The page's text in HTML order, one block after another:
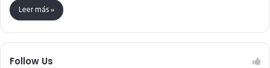
Leer más »
Follow Us